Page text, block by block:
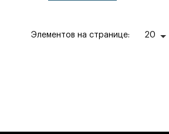
Элементов на странице: 20